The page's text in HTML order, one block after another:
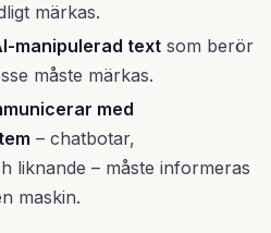
märkas.
manipulerad text som berör
måste märkas.
med
– chatbotar,
liknande – måste informeras
maskin.